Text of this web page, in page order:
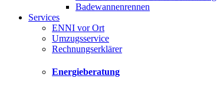
Badewannenrennen
Services
ENNI vor Ort
Umzugsservice
Rechnungserklärer
Energieberatung